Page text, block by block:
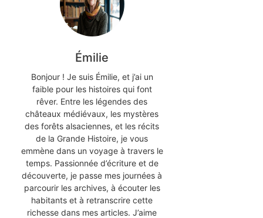
Émilie
Bonjour ! Je suis Émilie, et j’ai un
faible pour les histoires qui font
rêver. Entre les légendes des
châteaux médiévaux, les mystères
des forêts alsaciennes, et les récits
de la Grande Histoire, je vous
emmène dans un voyage à travers le
temps. Passionnée d’écriture et de
découverte, je passe mes journées à
parcourir les archives, à écouter les
habitants et à retranscrire cette
richesse dans mes articles. J’aime